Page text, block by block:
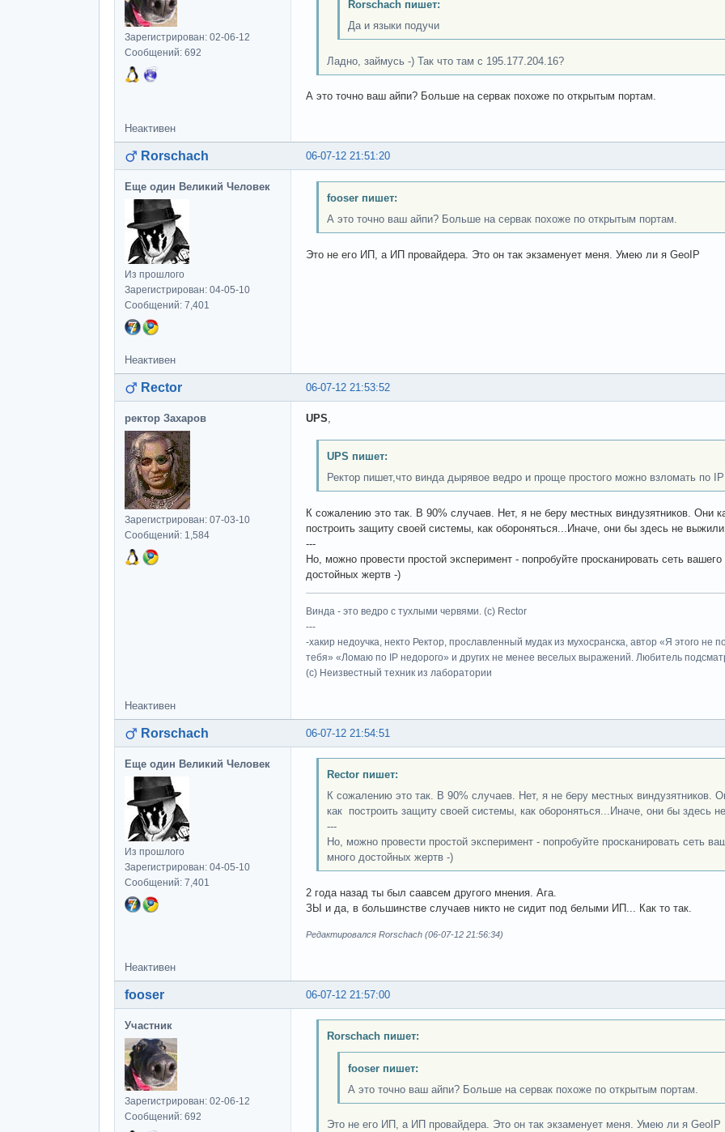
Зарегистрирован: 02-06-12
Сообщений: 692
Rorschach пишет:
Да и языки подучи
Ладно, займусь -) Так что там с 195.177.204.16?
А это точно ваш айпи? Больше на сервак похоже по открытым портам.
Неактивен
06-07-12 21:51:20
Rorschach
Еще один Великий Человек
Из прошлого
Зарегистрирован: 04-05-10
Сообщений: 7,401
fooser пишет:
А это точно ваш айпи? Больше на сервак похоже по открытым портам.
Это не его ИП, а ИП провайдера. Это он так экзаменует меня. Умею ли я GeoIP
Неактивен
06-07-12 21:53:52
Rector
ректор Захаров
Зарегистрирован: 07-03-10
Сообщений: 1,584
UPS,
UPS пишет:
Ректор пишет,что винда дырявое ведро и проще простого можно взломать по IP
К сожалению это так. В 90% случаев. Нет, я не беру местных виндузятников. Они
построить защиту своей системы, как обороняться...Иначе, они бы здесь не выжили.
---
Но, можно провести простой эксперимент - попробуйте просканировать сеть
достойных жертв -)
Винда - это ведро с тухлыми червями. (с) Rector
---
-хакир недоучка, некто Ректор, прославленный мудак из мухосранска, автор «Я этого не
тебя» «Ломаю по IP недорого» и других не менее веселых выражений. Любитель
(c) Неизвестный техник из лаборатории
Неактивен
06-07-12 21:54:51
Rorschach
Еще один Великий Человек
Из прошлого
Зарегистрирован: 04-05-10
Сообщений: 7,401
Rector пишет:
К сожалению это так. В 90% случаев. Нет, я не беру местных виндузятников.
как построить защиту своей системы, как обороняться...Иначе, они бы здесь
---
Но, можно провести простой эксперимент - попробуйте просканировать сеть
много достойных жертв -)
2 года назад ты был саавсем другого мнения. Ага.
ЗЫ и да, в большинстве случаев никто не сидит под белыми ИП... Как то так.
Редактировался Rorschach (06-07-12 21:56:34)
Неактивен
06-07-12 21:57:00
fooser
Участник
Зарегистрирован: 02-06-12
Сообщений: 692
Rorschach пишет:
fooser пишет:
А это точно ваш айпи? Больше на сервак похоже по открытым портам.
Это не его ИП, а ИП провайдера. Это он так экзаменует меня. Умею ли я GeoIP